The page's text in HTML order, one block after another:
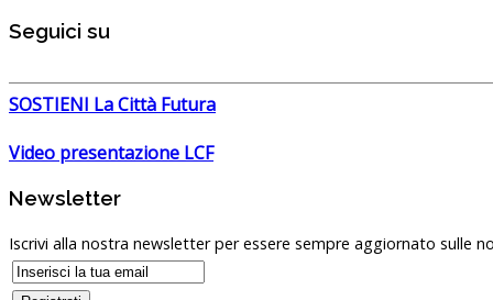
Seguici su
SOSTIENI La Città Futura
Video presentazione LCF
Newsletter
Iscrivi alla nostra newsletter per essere sempre aggiornato sulle